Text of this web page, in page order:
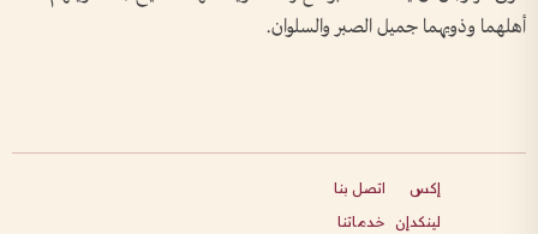
أهلهما وذويهما جميل الصبر والسلوان.
إكس
لينكدإن
اتصل بنا
خدماتنا